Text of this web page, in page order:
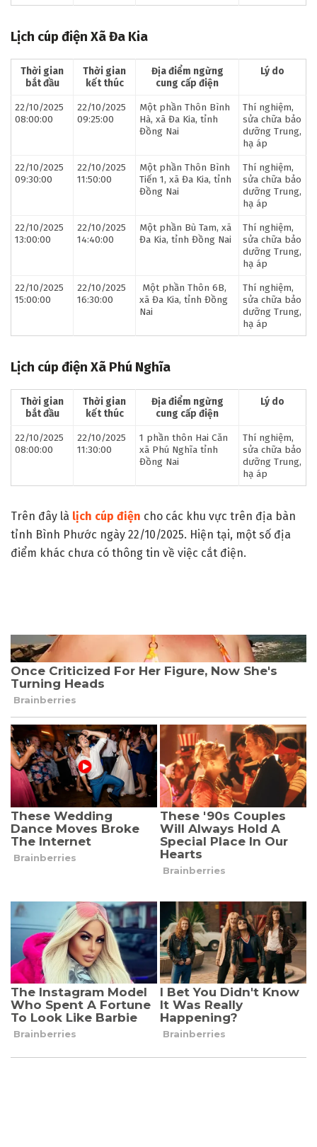
Lịch cúp điện Xã Đa Kia
Thời gian
bắt đầu
Thời gian
kết thúc
Địa điểm ngừng
cung cấp điện
Lý do
22/10/2025
08:00:00
22/10/2025
09:25:00
Một phần Thôn Bình
Hà, xã Đa Kia, tỉnh
Đồng Nai
Thí nghiệm,
sửa chữa bảo
dưỡng Trung,
hạ áp
22/10/2025
09:30:00
22/10/2025
11:50:00
Một phần Thôn Bình
Tiến 1, xã Đa Kia, tỉnh
Đồng Nai
Thí nghiệm,
sửa chữa bảo
dưỡng Trung,
hạ áp
22/10/2025
13:00:00
22/10/2025
14:40:00
Một phần Bù Tam, xã
Đa Kia, tỉnh Đồng Nai
Thí nghiệm,
sửa chữa bảo
dưỡng Trung,
hạ áp
22/10/2025
15:00:00
22/10/2025
16:30:00
Một phần Thôn 6B,
xã Đa Kia, tỉnh Đồng
Nai
Thí nghiệm,
sửa chữa bảo
dưỡng Trung,
hạ áp
Lịch cúp điện Xã Phú Nghĩa
Thời gian
bắt đầu
Thời gian
kết thúc
Địa điểm ngừng
cung cấp điện
Lý do
22/10/2025
08:00:00
22/10/2025
11:30:00
1 phần thôn Hai Căn
xã Phú Nghĩa tỉnh
Đồng Nai
Thí nghiệm,
sửa chữa bảo
dưỡng Trung,
hạ áp
Trên đây là lịch cúp điện cho các khu vực trên địa bàn
tỉnh Bình Phước ngày 22/10/2025. Hiện tại, một số địa
điểm khác chưa có thông tin về việc cắt điện.